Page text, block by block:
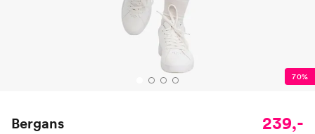
70%
Bergans 239,-